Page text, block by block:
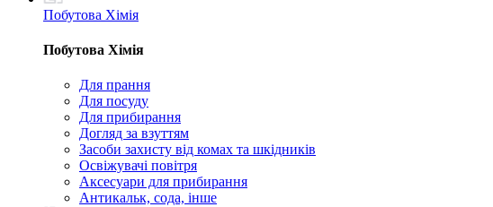
Побутова Хімія
Побутова Хімія
Для прання
Для посуду
Для прибирання
Догляд за взуттям
Засоби захисту від комах та шкідників
Освіжувачі повітря
Аксесуари для прибирання
Антикальк, сода, інше